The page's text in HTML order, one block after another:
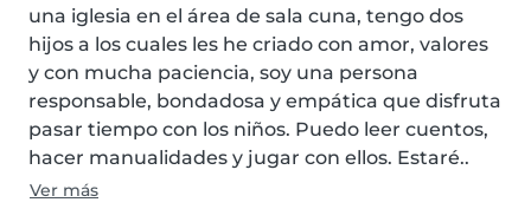
una iglesia en el área de sala cuna, tengo dos
hijos a los cuales les he criado con amor, valores
y con mucha paciencia, soy una persona
responsable, bondadosa y empática que disfruta
pasar tiempo con los niños. Puedo leer cuentos,
hacer manualidades y jugar con ellos. Estaré..
Ver más